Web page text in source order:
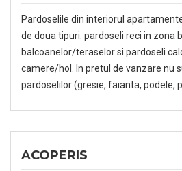
Pardoselile din interiorul
de doua tipuri: pardoseli reci in zona
balcoanelor/teraselor si pardoseli
camere/hol. In pretul de vanzare nu
pardoselilor (gresie, faianta, podele,
ACOPERIS